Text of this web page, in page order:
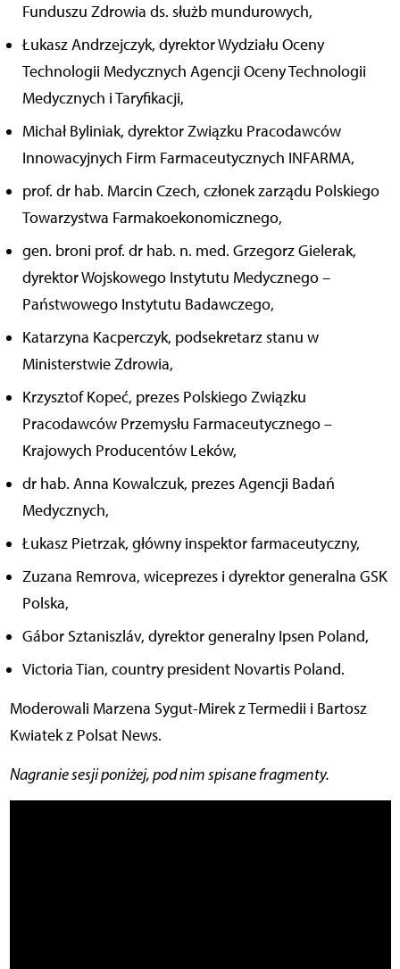
Funduszu Zdrowia ds. służb mundurowych,
Łukasz Andrzejczyk, dyrektor Wydziału Oceny
Technologii Medycznych Agencji Oceny Technologii
Medycznych i Taryfikacji,
Michał Byliniak, dyrektor Związku Pracodawców
Innowacyjnych Firm Farmaceutycznych INFARMA,
prof. dr hab. Marcin Czech, członek zarządu Polskiego
Towarzystwa Farmakoekonomicznego,
gen. broni prof. dr hab. n. med. Grzegorz Gielerak,
dyrektor Wojskowego Instytutu Medycznego –
Państwowego Instytutu Badawczego,
Katarzyna Kacperczyk, podsekretarz stanu w
Ministerstwie Zdrowia,
Krzysztof Kopeć, prezes Polskiego Związku
Pracodawców Przemysłu Farmaceutycznego –
Krajowych Producentów Leków,
dr hab. Anna Kowalczuk, prezes Agencji Badań
Medycznych,
Łukasz Pietrzak, główny inspektor farmaceutyczny,
Zuzana Remrova, wiceprezes i dyrektor generalna GSK
Polska,
Gábor Sztaniszláv, dyrektor generalny Ipsen Poland,
Victoria Tian, country president Novartis Poland.
Moderowali Marzena Sygut-Mirek z Termedii i Bartosz
Kwiatek z Polsat News.
Nagranie sesji poniżej, pod nim spisane fragmenty.